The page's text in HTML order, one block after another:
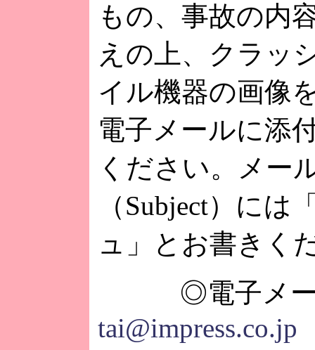
もの、事故の内
えの上、クラッ
イル機器の画像
電子メールに添
ください。メー
（Subject）には
ュ」とお書きく
◎電子メー
tai@impress.co.jp